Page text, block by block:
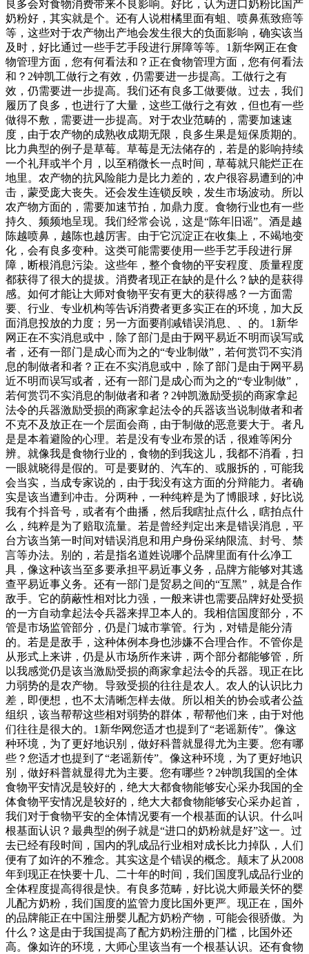
良多会对食物消费带来不良影响。好比，认为进口奶粉比国产
奶粉好，其实就是个。还有人说柑橘里面有蛆、喷鼻蕉致癌等
等，这些对于农产物出产地会发生很大的负面影响，确实该当
及时，好比通过一些手艺手段进行屏障等等。1新华网正在食
物管理方面，您有何看法和？正在食物管理方面，您有何看法
和？2钟凯工做行之有效，仍需要进一步提高。工做行之有
效，仍需要进一步提高。我们还有良多工做要做。过去，我们
履历了良多，也进行了大量，这些工做行之有效，但也有一些
做得不敷，需要进一步提高。对于农业范畴的，需要加速速
度，由于农产物的成熟收成期无限，良多生果是短保质期的。
比力典型的例子是草莓。草莓是无法储存的，若是的影响持续
一个礼拜或半个月，以至稍微长一点时间，草莓就只能烂正在
地里。农产物的抗风险能力是比力差的，农户很容易遭到的冲
击，蒙受庞大丧失。还会发生连锁反映，发生市场波动。所以
农产物方面的，需要加速节拍，加鼎力度。食物行业也有一些
持久、频频地呈现。我们经常会说，这是“陈年旧谣”。酒是越
陈越喷鼻，越陈也越厉害。由于它沉淀正在收集上，不竭地变
化，会有良多变种。这类可能需要使用一些手艺手段进行屏
障，断根消息污染。这些年，整个食物的平安程度、质量程度
都获得了很大的提拔。消费者现正在缺的是什么？缺的是获得
感。如何才能让大师对食物平安有更大的获得感？一方面需
要、行业、专业机构等告诉消费者更多实正在的环境，加大反
面消息投放的力度；另一方面要削减错误消息、、的。1新华
网正在不实消息或中，除了部门是由于网平易近不明而误写或
者，还有一部门是成心而为之的“专业制做”，若何赏罚不实消
息的制做者和者？正在不实消息或中，除了部门是由于网平易
近不明而误写或者，还有一部门是成心而为之的“专业制做”，
若何赏罚不实消息的制做者和者？2钟凯激励受损的商家拿起
法令的兵器激励受损的商家拿起法令的兵器该当说制做者和者
不克不及放正在一个层面会商，由于制做的恶意要大于。者凡
是是本着避险的心理。若是没有专业布景的话，很难等闲分
辨。就像我是食物行业的，食物的到我这儿，我都不消看，扫
一眼就晓得是假的。可是要财的、汽车的、或服拆的，可能我
会当实，当成专家说的，由于我没有这方面的分辩能力。者确
实是该当遭到冲击。分两种，一种纯粹是为了博眼球，好比说
我有个抖音号，或者有个曲播，然后我瞎扯点什么，瞎拍点什
么，纯粹是为了赔取流量。若是曾经判定出来是错误消息，平
台方该当第一时间对错误消息和用户身份采纳限流、封号、禁
言等办法。别的，若是指名道姓说哪个品牌里面有什么净工
具，像这种该当至多要承担平易近事义务，品牌方能够对其逃
查平易近事义务。还有一部门是贸易之间的“互黑”，就是合作
敌手。它的荫蔽性相对比力强，一般来讲也需要品牌好处受损
的一方自动拿起法令兵器来捍卫本人的。我相信国度部分，不
管是市场监管部分，仍是门城市掌管。行为，对错是能分清
的。若是是敌手，这种体例本身也涉嫌不合理合作。不管你是
从形式上来讲，仍是从市场所作来讲，两个部分都能够管，所
以我感觉仍是该当激励受损的商家拿起法令的兵器。现正在比
力弱势的是农产物。导致受损的往往是农人。农人的认识比力
差，即便想，也不太清晰怎样去做。所以相关的协会或者公益
组织，该当帮帮这些相对弱势的群体，帮帮他们来，由于对他
们往往是很大的。1新华网您适才也提到了“老谣新传”。像这
种环境，为了更好地识别，做好科普就显得尤为主要。您有哪
些？您适才也提到了“老谣新传”。像这种环境，为了更好地识
别，做好科普就显得尤为主要。您有哪些？2钟凯我国的全体
食物平安情况是较好的，绝大大都食物能够安心采办我国的全
体食物平安情况是较好的，绝大大都食物能够安心采办起首，
我们对于食物平安的全体情况要有一个根基面的认识。什么叫
根基面认识？最典型的例子就是“进口的奶粉就是好”这一。过
去已经有段时间，国内的乳成品行业相对成长比力掉队，人们
便有了如许的不雅念。其实这是个错误的概念。颠末了从2008
年到现正在快要十几、二十年的时间，我们国度乳成品行业的
全体程度提高得很是快。有良多范畴，好比说大师最关怀的婴
儿配方奶粉，我们国度的监管力度比国外更严。现正在，国外
的品牌能正在中国注册婴儿配方奶粉产物，可能会很骄傲。为
什么？这是由于我国提高了配方奶粉注册的门槛，比国外还
高。像如许的环境，大师心里该当有一个根基认识。还有食物